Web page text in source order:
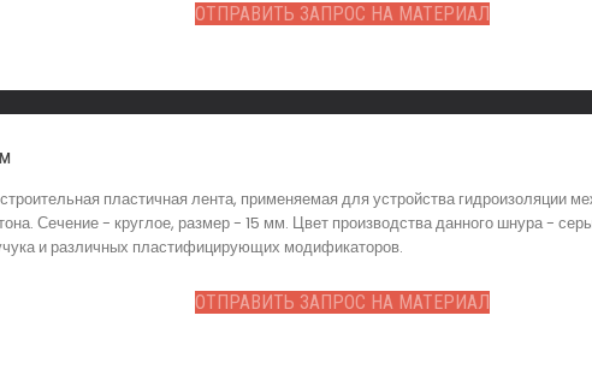
ОТПРАВИТЬ ЗАПРОС НА МАТЕРИАЛ
пластичная лента, применяемая для устройства гидроизоляции
Сечение - круглое, размер - 15 мм. Цвет производства данного шнура -
и различных пластифицирующих модификаторов.
ОТПРАВИТЬ ЗАПРОС НА МАТЕРИАЛ